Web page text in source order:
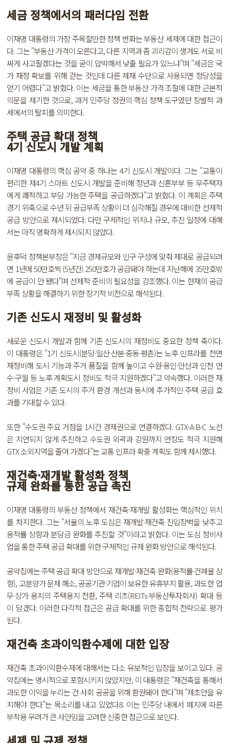
세금 정책에서의 패러다임 전환
이재명 대통령의 가장 주목할만한 정책 변화는 부동산 세제에 대한 접근이
다. 그는 "부동산 가격이 오른다고, 다른 지역과 좀 괴리감이 생겨도 서로 비
싸게 사고팔겠다는 것을 굳이 압박해서 낮출 필요가 있느냐"며 "세금은 국
가 재정 확보를 위해 걷는 것인데 다른 제재 수단으로 사용되면 정당성을
얻기 어렵다"고 밝혔다. 이는 세금을 통한 부동산 가격 조절에 대한 근본적
의문을 제기한 것으로, 과거 민주당 정권의 핵심 정책 도구였던 징벌적 과
세에서의 탈피를 의미한다.
주택 공급 확대 정책
4기 신도시 개발 계획
이재명 대통령의 핵심 공약 중 하나는 4기 신도시 개발이다. 그는 "교통이
편리한 제4기 스마트 신도시 개발을 준비해 청년과 신혼부부 등 무주택자
에게 쾌적하고 부담 가능한 주택을 공급하겠다"고 밝혔다. 이 계획은 주택
경기 위축으로 수년 뒤 공급부족 상황이 더 심각해질 경우에 대비한 선제적
공급 방안으로 제시되었다. 다만 구체적인 위치나 규모, 추진 일정에 대해
서는 아직 명확하게 제시되지 않았다.
윤후덕 정책본부장은 "지금 경제규모와 인구 구성에 맞춰 제대로 공급되려
면 1년에 50만호씩 (5년간) 250만호가 공급돼야 하는데 지난해에 35만호밖
에 공급이 안 됐다"며 선제적 준비의 필요성을 강조했다. 이는 현재의 공급
부족 상황을 해결하기 위한 장기적 비전으로 해석된다.
기존 신도시 재정비 및 활성화
새로운 신도시 개발과 함께 기존 신도시의 재정비도 중요한 정책 축이다.
이 대통령은 "1기 신도시(분당·일산·산본·중동·평촌)는 노후 인프라를 전면
재정비해 도시 기능과 주거 품질을 함께 높이고 수원·용인·안산과 인천 연
수·구월 등 노후 계획도시 정비도 적극 지원하겠다"고 약속했다. 이러한 재
정비 사업은 기존 도시의 주거 환경 개선과 동시에 추가적인 주택 공급 효
과를 기대할 수 있다.
또한 "수도권 주요 거점을 1시간 경제권으로 연결하겠다. GTX-A·B·C 노선
은 지연되지 않게 추진하고 수도권 외곽과 강원까지 연장도 적극 지원해
GTX 소외지역을 줄여 가겠다"는 교통 인프라 확충 계획도 함께 제시했다.
재건축·재개발 활성화 정책
규제 완화를 통한 공급 촉진
이재명 대통령의 부동산 정책에서 재건축·재개발 활성화는 핵심적인 위치
를 차지한다. 그는 "서울의 노후 도심은 재개발·재건축 진입장벽을 낮추고
용적률 상향과 분담금 완화를 추진할 것"이라고 밝혔다. 이는 도심 정비사
업을 통한 주택 공급 확대를 위한 구체적인 규제 완화 방안으로 해석된다.
공약집에는 주택 공급 확대 방안으로 재개발·재건축 완화(용적률·건폐율 상
향), 고분양가 문제 해소, 공공기관·기업이 보유한 유휴부지 활용, 과도한 업
무·상가 용지의 주택용지 전환, 주택 리츠(REITs·부동산투자회사) 확대 등
이 담겼다. 이러한 다각적 접근은 공급 확대를 위한 종합적 전략으로 평가
된다.
재건축 초과이익환수제에 대한 입장
재건축 초과이익환수제에 대해서는 다소 유보적인 입장을 보이고 있다. 공
약집에는 명시적으로 포함시키지 않았지만, 이 대통령은 "재건축을 통해서
과도한 이익을 누리는 건 사회 공공을 위해 환원돼야 한다"며 "제초안을 유
지해야 한다"는 목소리를 내고 있었다8. 이는 민주당 내에서 폐지에 따른
부작용 우려가 큰 사안임을 고려한 신중한 접근으로 보인다.